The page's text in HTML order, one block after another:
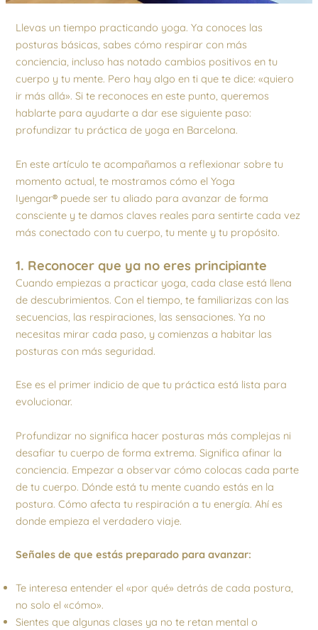
Llevas un tiempo practicando yoga. Ya conoces las
posturas básicas, sabes cómo respirar con más
conciencia, incluso has notado cambios positivos en tu
cuerpo y tu mente. Pero hay algo en ti que te dice: «quiero
ir más allá». Si te reconoces en este punto, queremos
hablarte para ayudarte a dar ese siguiente paso:
profundizar tu práctica de yoga en Barcelona.
En este artículo te acompañamos a reflexionar sobre tu
momento actual, te mostramos cómo el Yoga
Iyengar® puede ser tu aliado para avanzar de forma
consciente y te damos claves reales para sentirte cada vez
más conectado con tu cuerpo, tu mente y tu propósito.
1. Reconocer que ya no eres principiante
Cuando empiezas a practicar yoga, cada clase está llena
de descubrimientos. Con el tiempo, te familiarizas con las
secuencias, las respiraciones, las sensaciones. Ya no
necesitas mirar cada paso, y comienzas a habitar las
posturas con más seguridad.
Ese es el primer indicio de que tu práctica está lista para
evolucionar.
Profundizar no significa hacer posturas más complejas ni
desafiar tu cuerpo de forma extrema. Significa afinar la
conciencia. Empezar a observar cómo colocas cada parte
de tu cuerpo. Dónde está tu mente cuando estás en la
postura. Cómo afecta tu respiración a tu energía. Ahí es
donde empieza el verdadero viaje.
Señales de que estás preparado para avanzar:
Te interesa entender el «por qué» detrás de cada postura,
no solo el «cómo».
Sientes que algunas clases ya no te retan mental o